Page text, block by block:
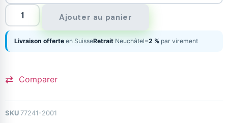
Ajouter au panier
Livraison offerte en SuisseRetrait Neuchâtel−2 % par virement
Comparer
SKU 77241-2001